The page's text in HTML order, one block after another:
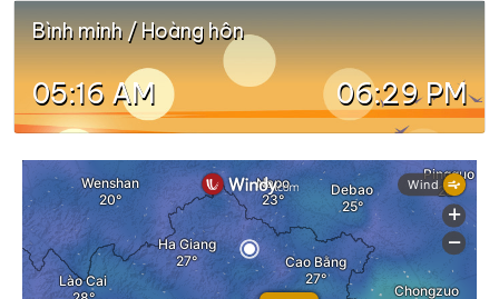
Bình minh / Hoàng hôn
05:16 AM 06:29 PM